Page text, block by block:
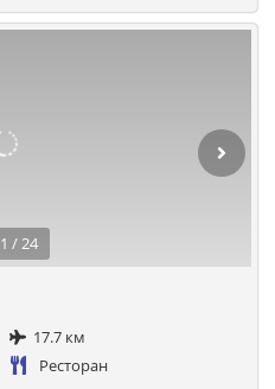
1 / 24
17.7 км
Ресторан